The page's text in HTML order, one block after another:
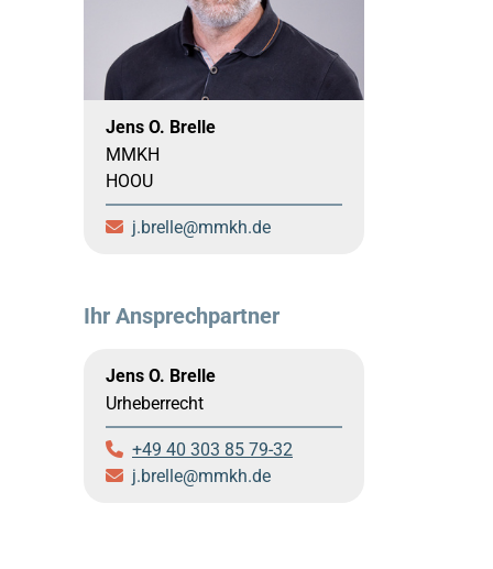
Jens O. Brelle
MMKH
HOOU
j.brelle mmkh.de
Ihr Ansprechpartner
Jens O. Brelle
Urheberrecht
+49 40 303 85 79-32
j.brelle
mmkh.de